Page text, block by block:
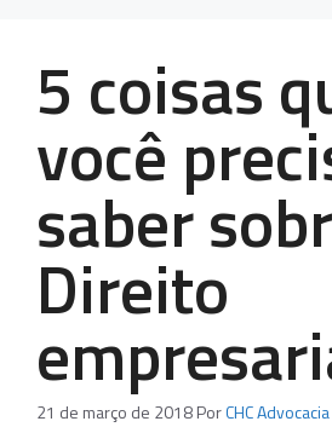
5 coisas
você
saber
Direito
21 de março de 2018PorCHC Advocacia